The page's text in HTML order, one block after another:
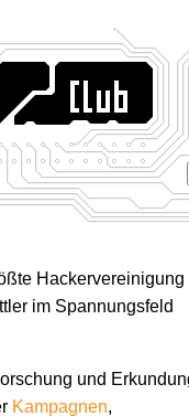
Hackervereinigung
im Spannungsfeld
und
Kampagnen,